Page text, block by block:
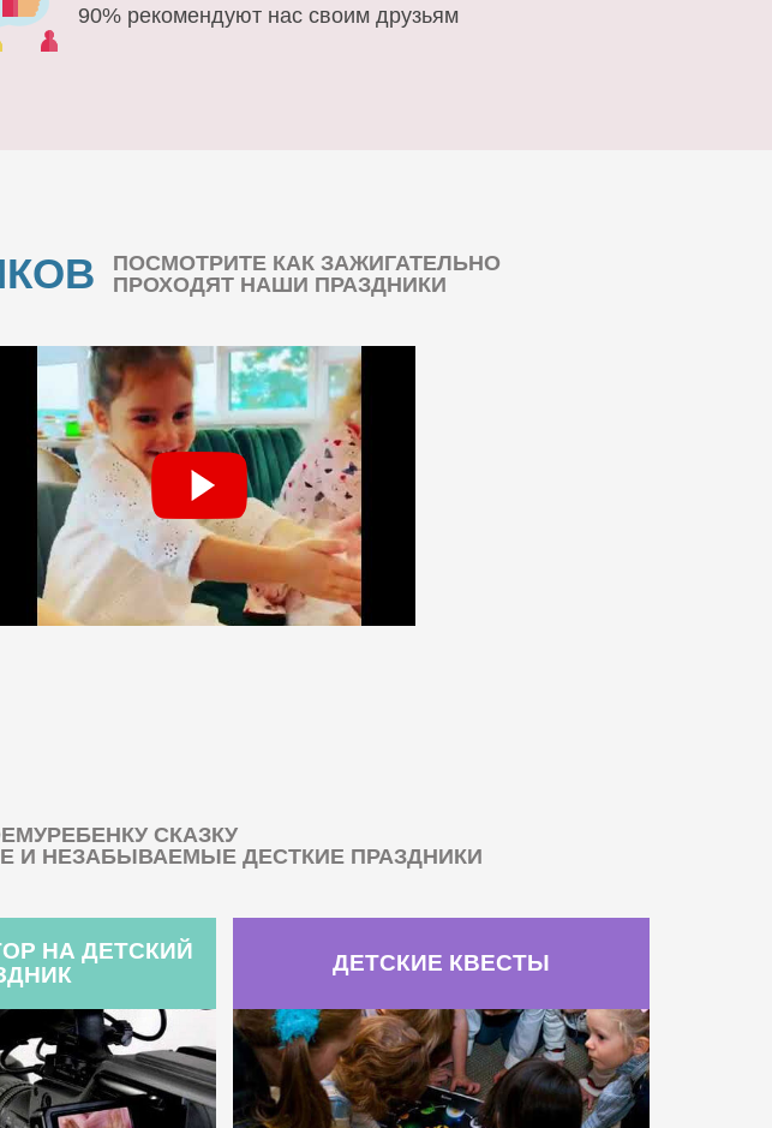
90% рекомендуют нас своим друзьям
ПОСМОТРИТЕ КАК ЗАЖИГАТЕЛЬНО
ПРОХОДЯТ НАШИ ПРАЗДНИКИ
СКАЗКУ
И НЕЗАБЫВАЕМЫЕ ДЕСТКИЕ ПРАЗДНИКИ
НА ДЕТСКИЙ
ДЕТСКИЕ КВЕСТЫ